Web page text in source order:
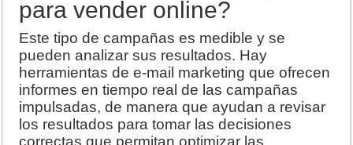
para vender online?
Este tipo de campañas es medible y se
pueden analizar sus resultados. Hay
herramientas de e-mail marketing que ofrecen
informes en tiempo real de las campañas
impulsadas, de manera que ayudan a revisar
los resultados para tomar las decisiones
correctas que permitan optimizar las